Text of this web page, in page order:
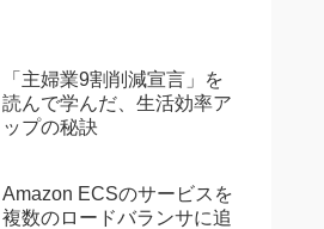
「主婦業9割削減宣言」を
読んで学んだ、生活効率ア
ップの秘訣
Amazon ECSのサービスを
複数のロードバランサに追